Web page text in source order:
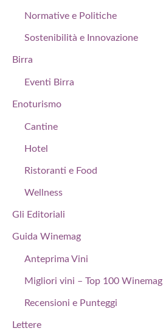
Normative e Politiche
Sostenibilità e Innovazione
Birra
Eventi Birra
Enoturismo
Cantine
Hotel
Ristoranti e Food
Wellness
Gli Editoriali
Guida Winemag
Anteprima Vini
Migliori vini – Top 100 Winemag
Recensioni e Punteggi
Lettere